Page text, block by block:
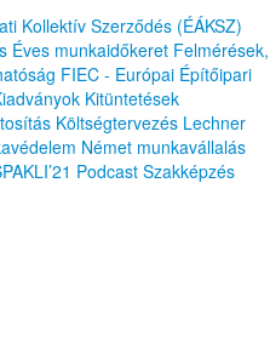
Kollektív Szerződés (ÉÁKSZ)
Éves munkaidőkeret Felmérések,
FIEC - Európai Építőipari
Kitüntetések
Költségtervezés Lechner
Német munkavállalás
Podcast Szakképzés